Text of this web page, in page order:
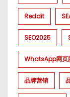
Reddit
SEO2025
WhatsApp网页
品牌营销